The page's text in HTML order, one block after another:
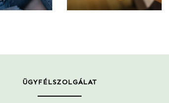
ÜGYFÉLSZOLGÁLAT